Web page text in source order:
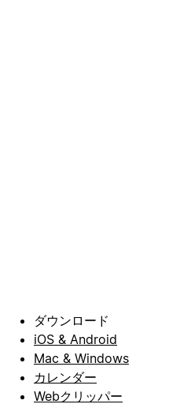
ダウンロード
iOS & Android
Mac & Windows
カレンダー
Webクリッパー